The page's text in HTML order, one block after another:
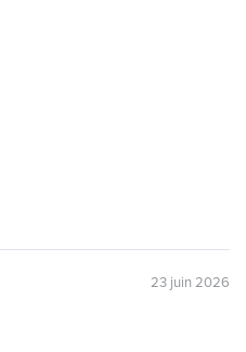
23 juin 2026